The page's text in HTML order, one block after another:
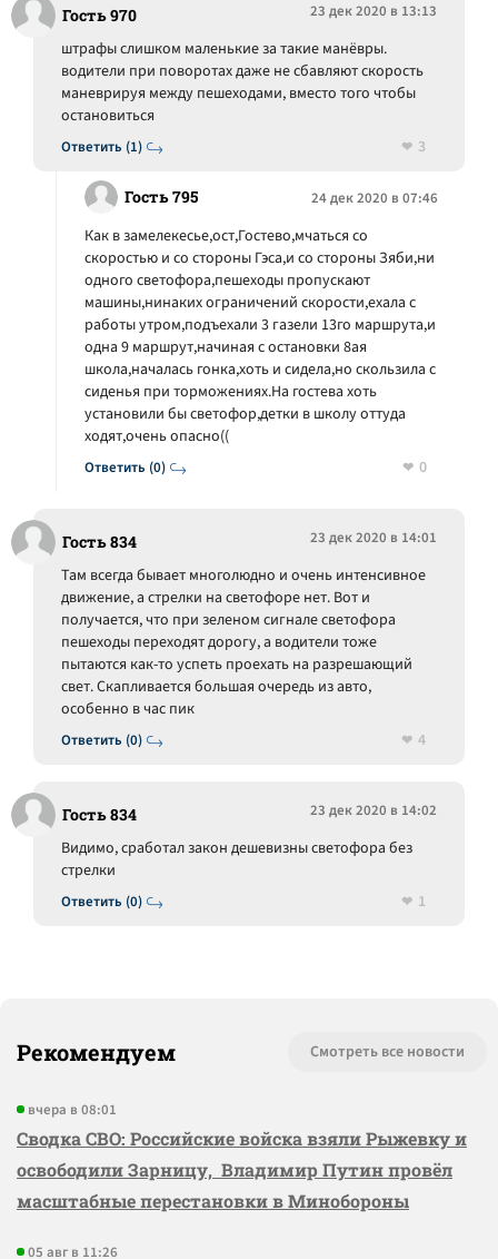
Гость 970 23 дек 2020 в 13:13
Ответить (1)
штрафы слишком маленькие за такие манёвры.
водители при поворотах даже не сбавляют скорость
маневрируя между пешеходами, вместо того чтобы
остановиться
3
Гость 795 24 дек 2020 в 07:46
Ответить (0)
Как в замелекесье,ост,Гостево,мчаться со
скоростью и со стороны Гэса,и со стороны Зяби,ни
одного светофора,пешеходы пропускают
машины,нинаких ограничений скорости,ехала с
работы утром,подъехали 3 газели 13го маршрута,и
одна 9 маршрут,начиная с остановки 8ая
школа,началась гонка,хоть и сидела,но скользила с
сиденья при торможениях.На гостева хоть
установили бы светофор,детки в школу оттуда
ходят,очень опасно((
0
Гость 834 23 дек 2020 в 14:01
Ответить (0)
Там всегда бывает многолюдно и очень интенсивное
движение, а стрелки на светофоре нет. Вот и
получается, что при зеленом сигнале светофора
пешеходы переходят дорогу, а водители тоже
пытаются как-то успеть проехать на разрешающий
свет. Скапливается большая очередь из авто,
особенно в час пик
4
Гость 834 23 дек 2020 в 14:02
Ответить (0)
Видимо, сработал закон дешевизны светофора без
стрелки
1
Рекомендуем Смотреть все новости
вчера в 08:01
Сводка СВО: Российские войска взяли Рыжевку и
освободили Зарницу, Владимир Путин провёл
масштабные перестановки в Минобороны
05 авг в 11:26